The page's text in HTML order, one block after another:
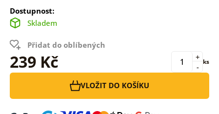
Dostupnost:
Skladem
Přidat do oblíbených
239 Kč -
+ ks
VLOŽIT DO KOŠÍKU